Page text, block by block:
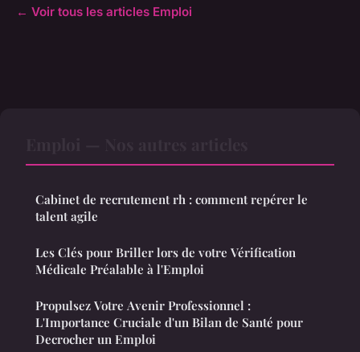
← Voir tous les articles Emploi
Cabinet de recrutement rh : comment repérer le
talent agile
Les Clés pour Briller lors de votre Vérification
Médicale Préalable à l'Emploi
Propulsez Votre Avenir Professionnel :
L'Importance Cruciale d'un Bilan de Santé pour
Decrocher un Emploi